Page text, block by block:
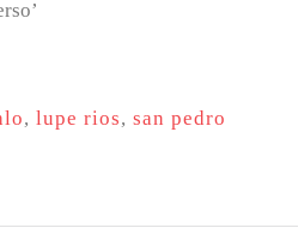
, lupe rios, san pedro